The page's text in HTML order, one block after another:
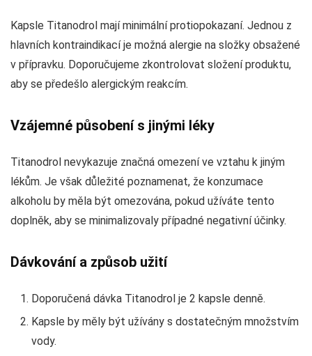
Kapsle Titanodrol mají minimální protiopokazaní. Jednou z
hlavních kontraindikací je možná alergie na složky obsažené
v přípravku. Doporučujeme zkontrolovat složení produktu,
aby se předešlo alergickým reakcím.
Vzájemné působení s jinými léky
Titanodrol nevykazuje značná omezení ve vztahu k jiným
lékům. Je však důležité poznamenat, že konzumace
alkoholu by měla být omezována, pokud užíváte tento
doplněk, aby se minimalizovaly případné negativní účinky.
Dávkování a způsob užití
Doporučená dávka Titanodrol je 2 kapsle denně.
Kapsle by měly být užívány s dostatečným množstvím
vody.